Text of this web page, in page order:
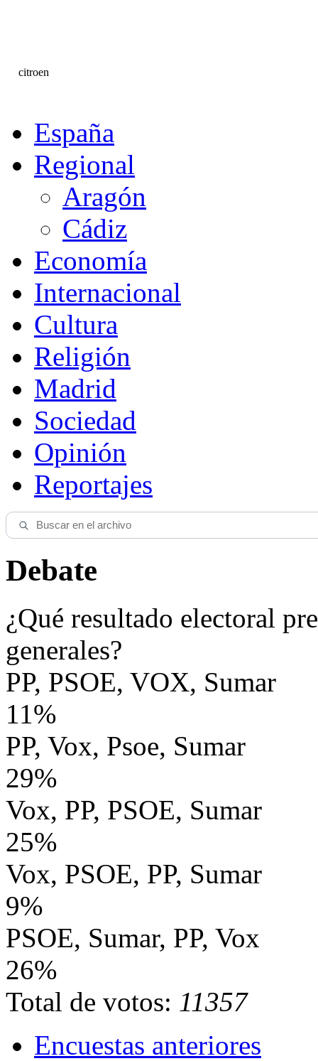
citroen
España
Regional
Aragón
Cádiz
Economía
Internacional
Cultura
Religión
Madrid
Sociedad
Opinión
Reportajes
Debate
¿Qué resultado electoral
generales?
PP, PSOE, VOX, Sumar
11%
PP, Vox, Psoe, Sumar
29%
Vox, PP, PSOE, Sumar
25%
Vox, PSOE, PP, Sumar
9%
PSOE, Sumar, PP, Vox
26%
Total de votos: 11357
Encuestas anteriores